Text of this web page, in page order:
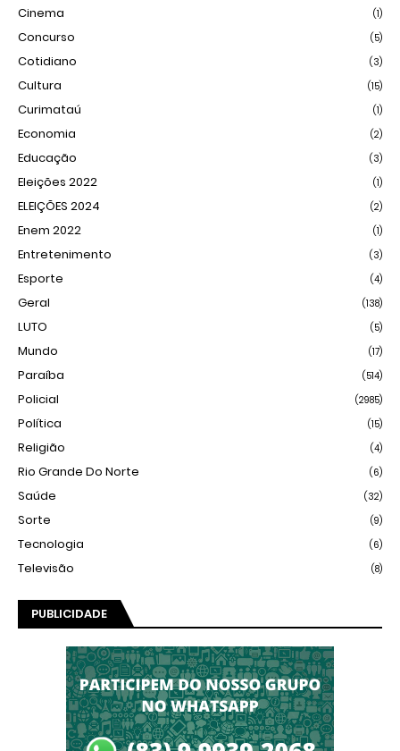
Cinema (1)
Concurso (5)
Cotidiano (3)
Cultura (15)
Curimataú (1)
Economia (2)
Educação (3)
Eleições 2022 (1)
ELEIÇÕES 2024 (2)
Enem 2022 (1)
Entretenimento (3)
Esporte (4)
Geral (138)
LUTO (5)
Mundo (17)
Paraíba (514)
Policial (2985)
Política (15)
Religião (4)
Rio Grande Do Norte (6)
Saúde (32)
Sorte (9)
Tecnologia (6)
Televisão (8)
PUBLICIDADE